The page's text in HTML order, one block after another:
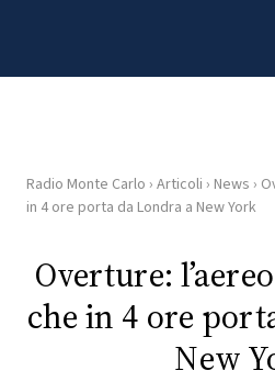
HOME
RADIO
WEB
Radio Monte Carlo › Articoli › News ›
in 4 ore porta da Londra a New York
Overture:
che in 4 ore
New